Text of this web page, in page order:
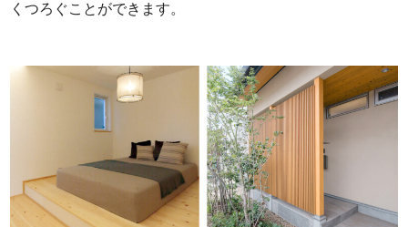
くつろぐことができます。